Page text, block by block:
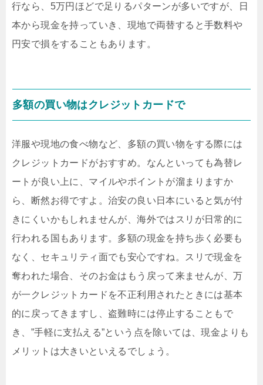
行なら、5万円ほどで足りるパターンが多いですが、日
本から現金を持っていき、現地で両替すると手数料や
円安で損をすることもあります。
多額の買い物はクレジットカードで
洋服や現地の食べ物など、多額の買い物をする際には
クレジットカードがおすすめ。なんといっても為替レ
ートが良い上に、マイルやポイントが溜まりますか
ら、断然お得ですよ。治安の良い日本にいると気が付
きにくいかもしれませんが、海外ではスリが日常的に
行われる国もあります。多額の現金を持ち歩く必要も
なく、セキュリティ面でも安心ですね。スリで現金を
奪われた場合、そのお金はもう戻って来ませんが、万
が一クレジットカードを不正利用されたときには基本
的に戻ってきますし、盗難時には停止することもで
き、”手軽に支払える”という点を除いては、現金よりも
メリットは大きいといえるでしょう。